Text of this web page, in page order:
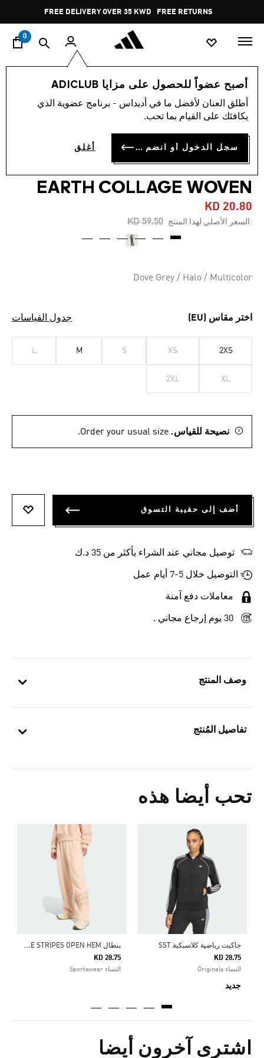
Pause
promotion
rotation
FREE DELIVERY OVER 35 KWD FREE RETURNS
0
أصبح عضواً للحصول على مزايا ADICLUB
أطلق العنان لأفضل ما في أديداس - برنامج عضوية الذي
يكافئك على القيام بما تحب.
سجل الدخول أو انضم الآن أغلق
وصف المنتج
تفاصيل المُنتج
تحب أيضا هذه
جاكيت رياضية كلاسيكية SST
KD 28.75
النساء Originals
جديد
ب
نطال FUTURE ICONS THREE STRIPES OPEN HEM
KD 28.75
النساء Sportswear
Price Reduced From
To
اشترى آخرون أيضا
النساء ملابس
-65%
بنطال رياضي ADIDAS BY
STELLA MCCARTNEY
EARTH COLLAGE WOVEN
KD 20.80
:السعر الأصلي لهذا المنتج Price reduced from
KD 59.50
to
Dove Grey / Halo / Multicolor
اختر مقاس (EU) جدول القياسات
2XS
XS
S
M
L
XL
2XL
نصيحة للقياس. Order your usual size.
أضف إلى حقيبة التسوق
توصيل مجاني عند الشراء بأكثر من 35 د.ك
التوصيل خلال 5-7 أيام عمل
معاملات دفع آمنة